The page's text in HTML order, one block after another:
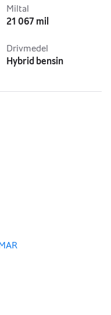
Miltal
21 067 mil
Drivmedel
Hybrid bensin